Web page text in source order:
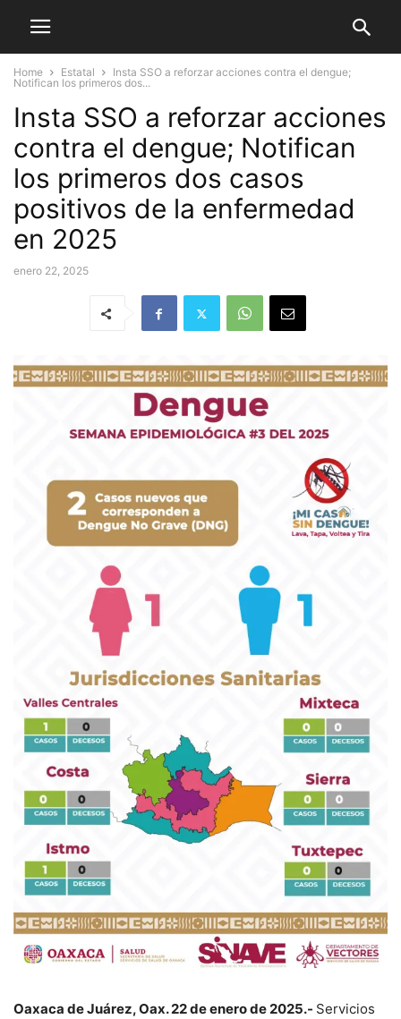
Home Estatal
Insta SSO a reforzar acciones contra el dengue;
Notifican los primeros dos...
Insta SSO a reforzar acciones
contra el dengue; Notifican
los primeros dos casos
positivos de la enfermedad
en 2025
enero 22, 2025
Oaxaca de Juárez, Oax. 22 de enero de 2025.- Servicios